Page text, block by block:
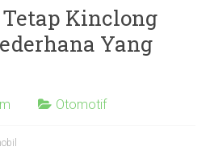
Kinclong
Yang
Otomotif